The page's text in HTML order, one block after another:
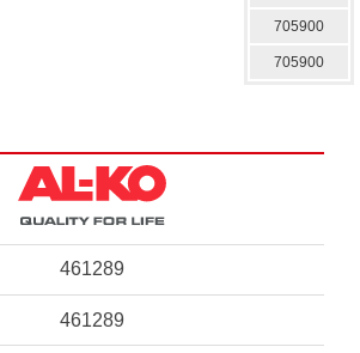
705900
705900
461289
461289